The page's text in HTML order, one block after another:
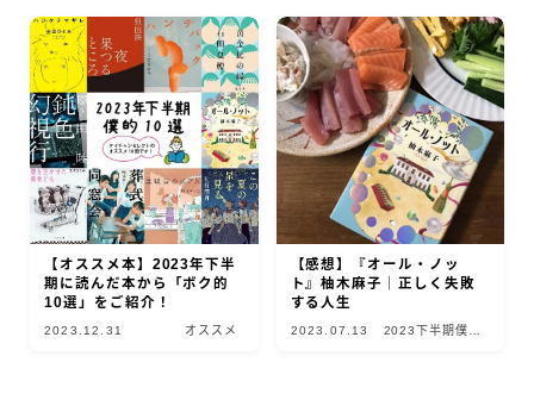
【オススメ本】2023年下半
期に読んだ本から「ボク的
10選」をご紹介！
2023.12.31 オススメ
【感想】『オール・ノッ
ト』柚木麻子｜正しく失敗
する人生
2023.07.13
2023下半期僕的